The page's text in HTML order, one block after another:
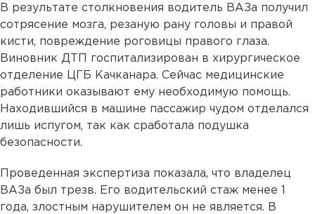
В результате столкновения водитель ВАЗа получил
сотрясение мозга, резаную рану головы и правой
кисти, повреждение роговицы правого глаза.
Виновник ДТП госпитализирован в хирургическое
отделение ЦГБ Качканара. Сейчас медицинские
работники оказывают ему необходимую помощь.
Находившийся в машине пассажир чудом отделался
лишь испугом, так как сработала подушка
безопасности.
Проведенная экспертиза показала, что владелец
ВАЗа был трезв. Его водительский стаж менее 1
года, злостным нарушителем он не является. В